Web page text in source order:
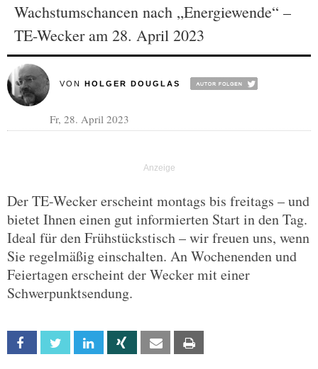
Wachstumschancen nach „Energiewende“ –
TE-Wecker am 28. April 2023
VON HOLGER DOUGLAS
Fr, 28. April 2023
Der TE-Wecker erscheint montags bis freitags – und
bietet Ihnen einen gut informierten Start in den Tag.
Ideal für den Frühstückstisch – wir freuen uns, wenn
Sie regelmäßig einschalten. An Wochenenden und
Feiertagen erscheint der Wecker mit einer
Schwerpunktsendung.
Facebook Twitter Linkedin Xing Email